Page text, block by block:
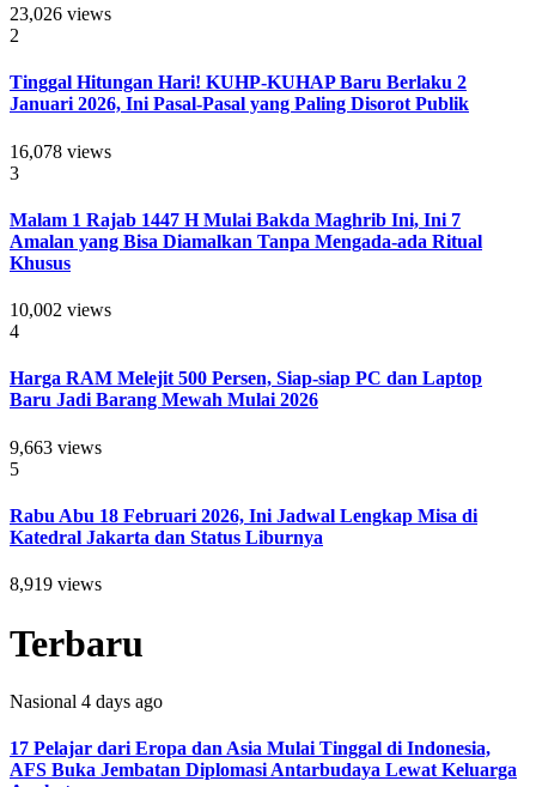
23,026 views
2
Tinggal Hitungan Hari! KUHP-KUHAP Baru Berlaku 2
Januari 2026, Ini Pasal-Pasal yang Paling Disorot Publik
16,078 views
3
Malam 1 Rajab 1447 H Mulai Bakda Maghrib Ini, Ini 7
Amalan yang Bisa Diamalkan Tanpa Mengada-ada Ritual
Khusus
10,002 views
4
Harga RAM Melejit 500 Persen, Siap-siap PC dan Laptop
Baru Jadi Barang Mewah Mulai 2026
9,663 views
5
Rabu Abu 18 Februari 2026, Ini Jadwal Lengkap Misa di
Katedral Jakarta dan Status Liburnya
8,919 views
Terbaru
Nasional 4 days ago
17 Pelajar dari Eropa dan Asia Mulai Tinggal di Indonesia,
AFS Buka Jembatan Diplomasi Antarbudaya Lewat Keluarga